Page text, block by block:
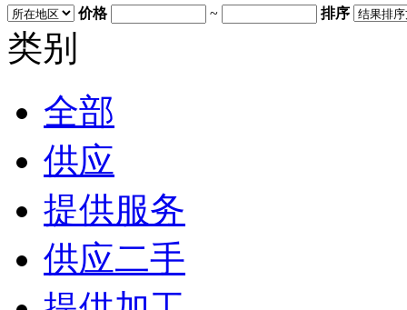
价格 ~ 排序
类别
全部
供应
提供服务
供应二手